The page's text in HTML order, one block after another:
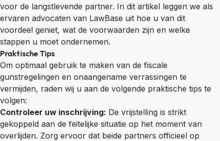
voor de langstlevende partner. In dit artikel leggen we als
ervaren advocaten van LawBase uit hoe u van dit
voordeel geniet, wat de voorwaarden zijn en welke
stappen u moet ondernemen.
Praktische Tips
Om optimaal gebruik te maken van de fiscale
gunstregelingen en onaangename verrassingen te
vermijden, raden wij u aan de volgende praktische tips te
volgen:
Controleer uw inschrijving: De vrijstelling is strikt
gekoppeld aan de feitelijke situatie op het moment van
overlijden. Zorg ervoor dat beide partners officieel op